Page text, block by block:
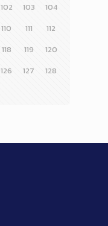
102 103
104
110 111
112
118 119
120
126 127
128